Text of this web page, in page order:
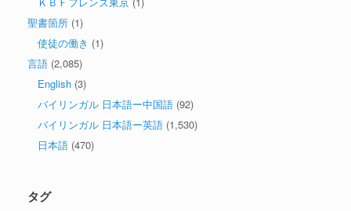
聖書箇所 (1)
使徒の働き (1)
言語 (2,085)
English (3)
バイリンガル 日本語ー中国語 (92)
バイリンガル 日本語ー英語 (1,530)
日本語 (470)
タグ